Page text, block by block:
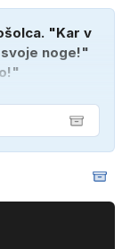
"Kar v
noge!"